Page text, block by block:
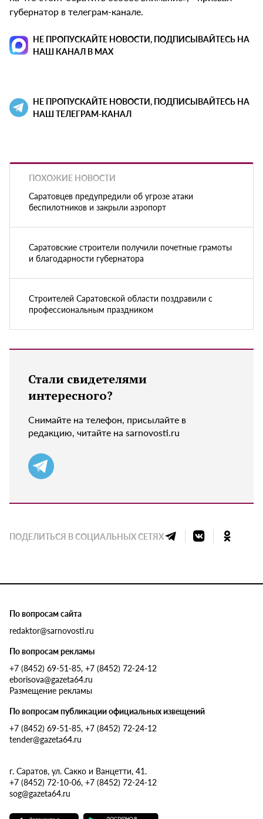
губернатор в телеграм-канале.
НЕ ПРОПУСКАЙТЕ НОВОСТИ, ПОДПИСЫВАЙТЕСЬ НА
НАШ КАНАЛ В MAX
НЕ ПРОПУСКАЙТЕ НОВОСТИ, ПОДПИСЫВАЙТЕСЬ НА
НАШ ТЕЛЕГРАМ-КАНАЛ
ПОХОЖИЕ НОВОСТИ
Саратовцев предупредили об угрозе атаки
беспилотников и закрыли аэропорт
Саратовские строители получили почетные грамоты
и благодарности губернатора
Строителей Саратовской области поздравили с
профессиональным праздником
Стали свидетелями
интересного?
Снимайте на телефон, присылайте в
редакцию, читайте на sarnovosti.ru
ПОДЕЛИТЬСЯ В СОЦИАЛЬНЫХ СЕТЯХ
По вопросам сайта
redaktor@sarnovosti.ru
По вопросам рекламы
+7 (8452) 69-51-85, +7 (8452) 72-24-12
eborisova@gazeta64.ru
Размещение рекламы
По вопросам публикации официальных извещений
+7 (8452) 69-51-85, +7 (8452) 72-24-12
tender@gazeta64.ru
г. Саратов, ул. Сакко и Ванцетти, 41.
+7 (8452) 72-10-06, +7 (8452) 72-24-12
sog@gazeta64.ru